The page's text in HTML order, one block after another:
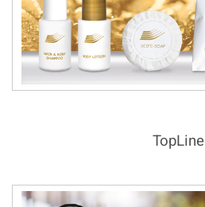
TopLine